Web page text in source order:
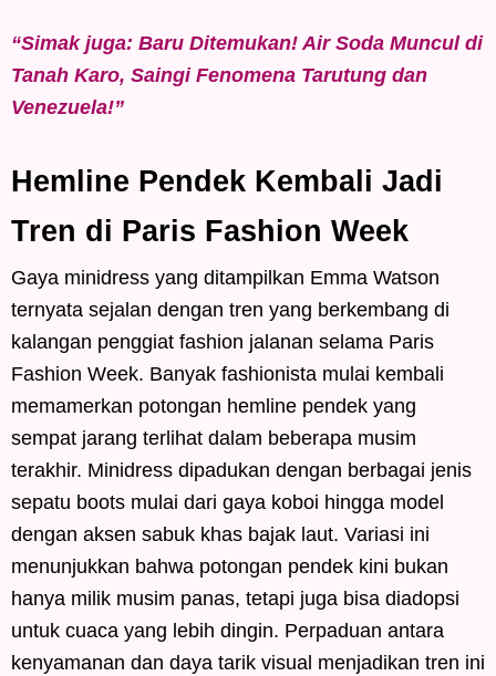
“Simak juga: Baru Ditemukan! Air Soda Muncul di
Tanah Karo, Saingi Fenomena Tarutung dan
Venezuela!”
Hemline Pendek Kembali Jadi
Tren di Paris Fashion Week
Gaya minidress yang ditampilkan Emma Watson
ternyata sejalan dengan tren yang berkembang di
kalangan penggiat fashion jalanan selama Paris
Fashion Week. Banyak fashionista mulai kembali
memamerkan potongan hemline pendek yang
sempat jarang terlihat dalam beberapa musim
terakhir. Minidress dipadukan dengan berbagai jenis
sepatu boots mulai dari gaya koboi hingga model
dengan aksen sabuk khas bajak laut. Variasi ini
menunjukkan bahwa potongan pendek kini bukan
hanya milik musim panas, tetapi juga bisa diadopsi
untuk cuaca yang lebih dingin. Perpaduan antara
kenyamanan dan daya tarik visual menjadikan tren ini